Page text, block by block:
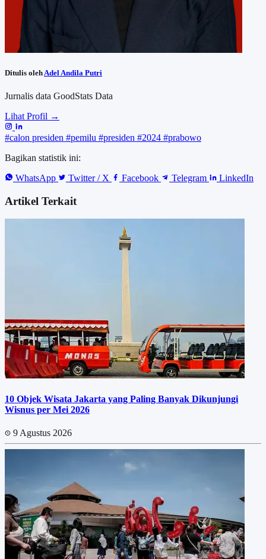
Ditulis oleh Adel Andila Putri
Jurnalis data GoodStats Data
Lihat Profil →
#calon presiden #pemilu #presiden #2024 #prabowo
Bagikan statistik ini:
WhatsApp
Twitter / X Facebook Telegram LinkedIn
Artikel Terkait
10 Objek Wisata Jakarta yang Paling Banyak Dikunjungi
Wisnus per Mei 2026
9 Agustus 2026